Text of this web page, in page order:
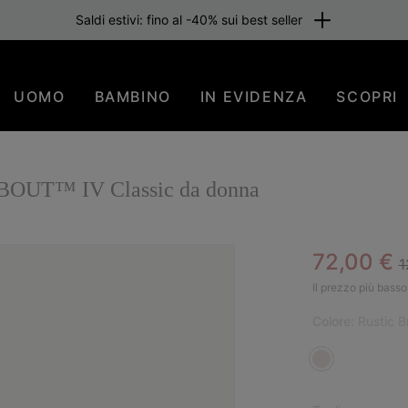
Saldi estivi: fino al -40% sui best seller
UOMO BAMBINO IN EVIDENZA SCOPRI
IV Classic da donna
Sale
72,00 €
Il prezzo più